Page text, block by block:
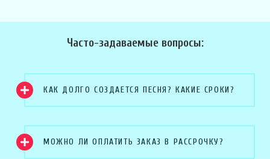
Часто-задаваемые вопросы:
КАК ДОЛГО СОЗДАЕТСЯ ПЕСНЯ? КАКИЕ СРОКИ?
МОЖНО ЛИ ОПЛАТИТЬ ЗАКАЗ В РАССРОЧКУ?